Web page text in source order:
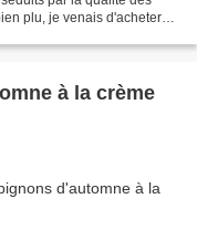
plu, je venais d'acheter
à la crème